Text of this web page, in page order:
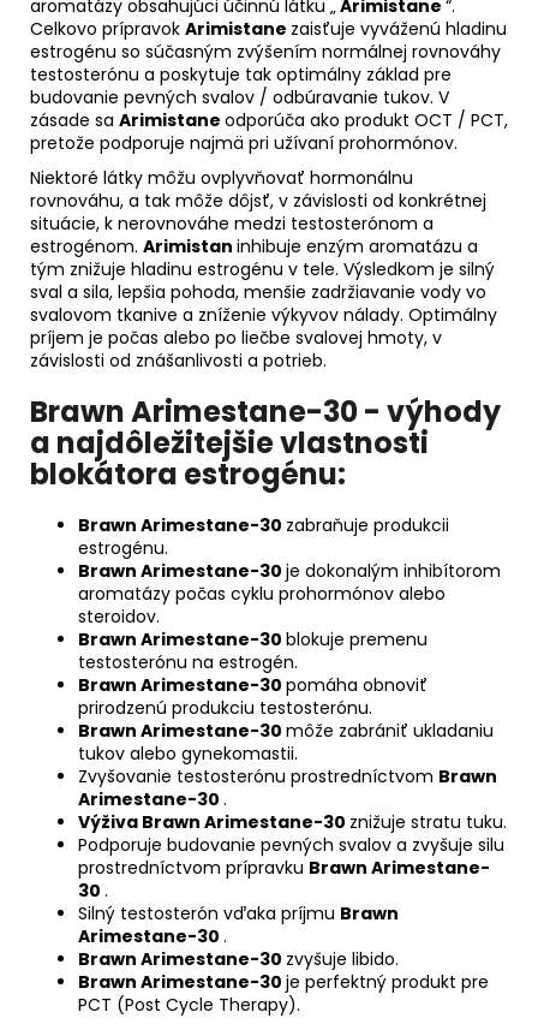
aromatázy obsahujúci účinnú látku „Arimistane “.
Celkovo prípravok Arimistane zaisťuje vyváženú hladinu
estrogénu so súčasným zvýšením normálnej rovnováhy
testosterónu a poskytuje tak optimálny základ pre
budovanie pevných svalov / odbúravanie tukov. V
zásade sa Arimistane odporúča ako produkt OCT / PCT,
pretože podporuje najmä pri užívaní prohormónov.
Niektoré látky môžu ovplyvňovať hormonálnu
rovnováhu, a tak môže dôjsť, v závislosti od konkrétnej
situácie, k nerovnováhe medzi testosterónom a
estrogénom. Arimistan inhibuje enzým aromatázu a
tým znižuje hladinu estrogénu v tele. Výsledkom je silný
sval a sila, lepšia pohoda, menšie zadržiavanie vody vo
svalovom tkanive a zníženie výkyvov nálady. Optimálny
príjem je počas alebo po liečbe svalovej hmoty, v
závislosti od znášanlivosti a potrieb.
Brawn Arimestane-30 - výhody
a najdôležitejšie vlastnosti
blokátora estrogénu:
Brawn Arimestane-30 zabraňuje produkcii
estrogénu.
Brawn Arimestane-30 je dokonalým inhibítorom
aromatázy počas cyklu prohormónov alebo
steroidov.
Brawn Arimestane-30 blokuje premenu
testosterónu na estrogén.
Brawn Arimestane-30 pomáha obnoviť
prirodzenú produkciu testosterónu.
Brawn Arimestane-30 môže zabrániť ukladaniu
tukov alebo gynekomastii.
Zvyšovanie testosterónu prostredníctvom Brawn
Arimestane-30 .
Výživa Brawn Arimestane-30 znižuje stratu tuku.
Podporuje budovanie pevných svalov a zvyšuje silu
prostredníctvom prípravku Brawn Arimestane-
30 .
Silný testosterón vďaka príjmu Brawn
Arimestane-30 .
Brawn Arimestane-30 zvyšuje libido.
Brawn Arimestane-30 je perfektný produkt pre
PCT (Post Cycle Therapy).